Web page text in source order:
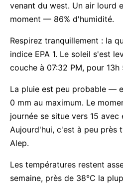
venant du west. Un air lourd
moment — 86% d'humidité.
Respirez tranquillement : la
indice EPA 1. Le soleil s'est
couche à 07:32 PM, pour
La pluie est peu probable —
0 mm au maximum. Le
journée se situe vers 15 avec
Aujourd'hui, c'est à peu près
Alep.
Les températures restent
semaine, près de 38°C la